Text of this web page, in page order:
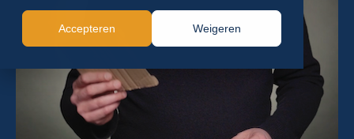
Accepteren Weigeren